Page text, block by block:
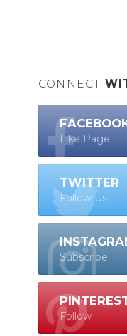
CONNECT
Like Page
TWITTER
Follow Us
Subscribe
Follow